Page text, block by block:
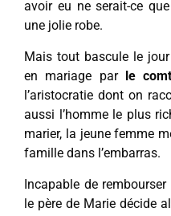
avoir eu ne serait-ce
une jolie robe.
Mais tout bascule le
en mariage par le
l’aristocratie dont on
aussi l’homme le plus
marier, la jeune femme
famille dans l’embarras.
Incapable de
le père de Marie décide